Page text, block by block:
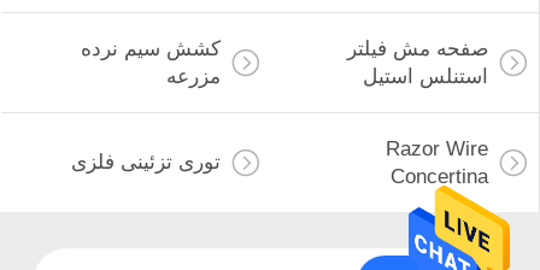
صفحه مش فیلتر
استنلس استیل
کشش سیم نرده
مزرعه
Razor Wire
Concertina
توری تزئینی فلزی